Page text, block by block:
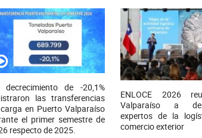
decrecimiento de -20,1%
las transferencias
en Puerto Valparaíso
el primer semestre de
respecto de 2025.
ENLOCE 2026
Valparaíso a
expertos de la
comercio exterior